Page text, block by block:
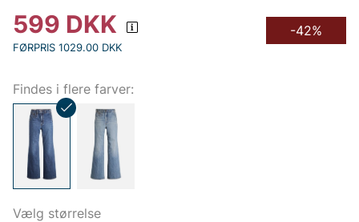
599 DKK
FØRPRIS 1029.00 DKK
-42%
Findes i flere farver:
Vælg størrelse